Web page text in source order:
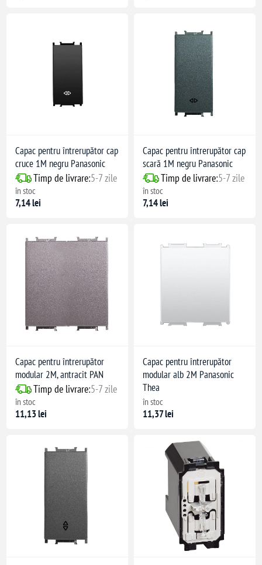
la praf
Capac pentru întrerupător cap
cruce 1M negru Panasonic
Timp de livrare:5-7 zile
în stoc
7,14 lei
Capac pentru întrerupător cap
scară 1M negru Panasonic
Timp de livrare:5-7 zile
în stoc
7,14 lei
Capac pentru întrerupător
modular 2M, antracit PAN
Timp de livrare:5-7 zile
în stoc
11,13 lei
Capac pentru întrerupător
modular alb 2M Panasonic
Thea
în stoc
11,37 lei